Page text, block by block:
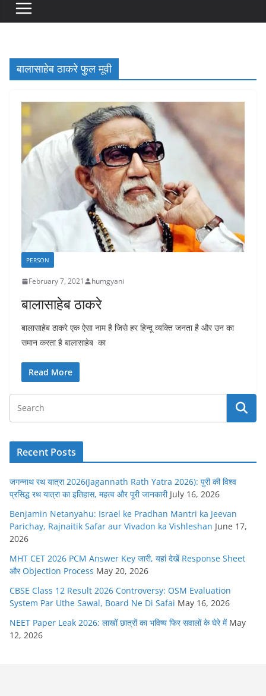
बालासाहेब ठाकरे फुल मूवी
PERSON
February 7, 2021 humgyani
बालासाहेब ठाकरे
बालासाहेब ठाकरे एक ऐसा नाम है जिसे हर हिन्दू व्यक्ति जनता है और उन का
समान करता है बालासाहेब का
Read More
Recent Posts
जगन्नाथ रथ यात्रा 2026(Jagannath Rath Yatra 2026): पुरी की विश्व
प्रसिद्ध रथ यात्रा का इतिहास, महत्व और पूरी जानकारी July 16, 2026
Benjamin Netanyahu: Israel ke Pradhan Mantri ka Jeevan
Parichay, Rajnaitik Safar aur Vivadon ka Vishleshan June 17,
2026
MHT CET 2026 PCM Answer Key जारी, यहां देखें Response Sheet
और Objection Process May 20, 2026
CBSE Class 12 Result 2026 Controversy: OSM Evaluation
System Par Uthe Sawal, Board Ne Di Safai May 16, 2026
NEET Paper Leak 2026: लाखों छात्रों का भविष्य फिर सवालों के घेरे में May
12, 2026